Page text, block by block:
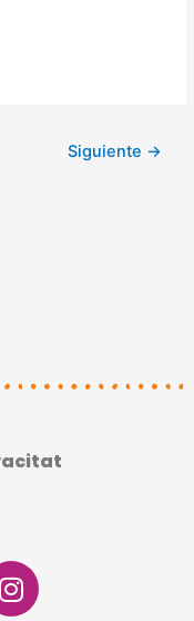
Siguiente →
Instagram